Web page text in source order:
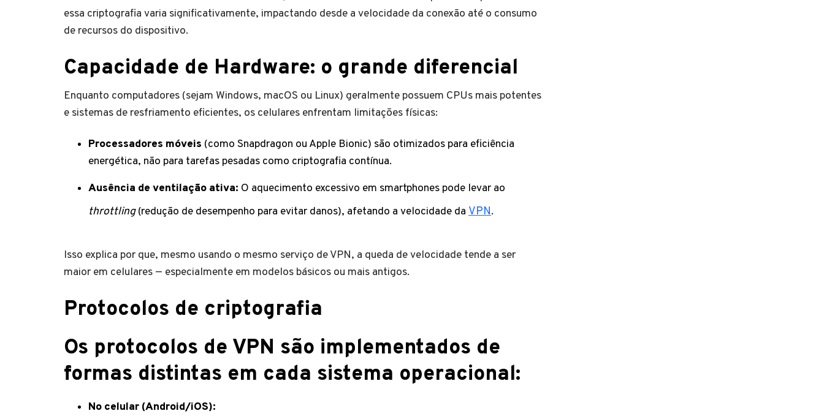
essa criptografia varia significativamente, impactando desde a velocidade da conexão até o consumo
de recursos do dispositivo.
Capacidade de Hardware: o grande diferencial
Enquanto computadores (sejam Windows, macOS ou Linux) geralmente possuem CPUs mais potentes
e sistemas de resfriamento eficientes, os celulares enfrentam limitações físicas:
Processadores móveis (como Snapdragon ou Apple Bionic) são otimizados para eficiência
energética, não para tarefas pesadas como criptografia contínua.
Ausência de ventilação ativa: O aquecimento excessivo em smartphones pode levar ao
throttling(redução de desempenho para evitar danos), afetando a velocidade da VPN.
Isso explica por que, mesmo usando o mesmo serviço de VPN, a queda de velocidade tende a ser
maior em celulares — especialmente em modelos básicos ou mais antigos.
Protocolos de criptografia
Os protocolos de VPN são implementados de
formas distintas em cada sistema operacional:
No celular (Android/iOS):